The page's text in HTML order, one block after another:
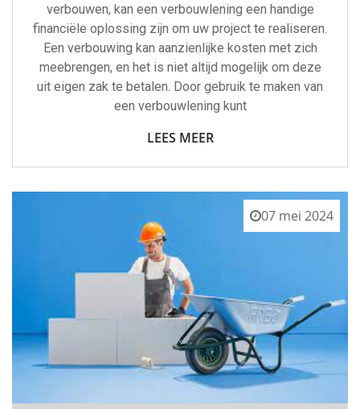
verbouwen, kan een verbouwlening een handige
financiële oplossing zijn om uw project te realiseren.
Een verbouwing kan aanzienlijke kosten met zich
meebrengen, en het is niet altijd mogelijk om deze
uit eigen zak te betalen. Door gebruik te maken van
een verbouwlening kunt
LEES MEER
07 mei 2024